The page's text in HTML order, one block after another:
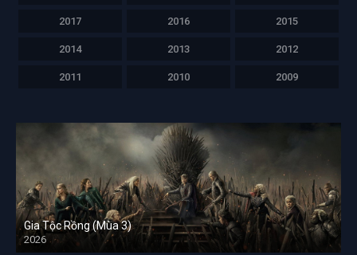
2017 2016 2015
2014 2013 2012
2011 2010 2009
Gia Tộc Rồng (Mùa 3)
2026